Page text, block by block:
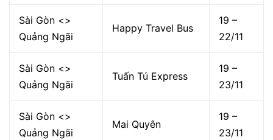
Sài Gòn <>
Quảng Ngãi
Happy Travel Bus
19 –
22/11
Sài Gòn <>
Quảng Ngãi
Tuấn Tú Express
19 –
23/11
Sài Gòn <>
Quảng Ngãi
Mai Quyên
19 –
23/11